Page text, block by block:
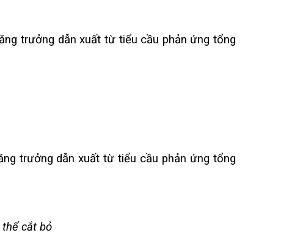
trưởng dẫn xuất từ tiểu cầu phản ứng tổng
trưởng dẫn xuất từ tiểu cầu phản ứng tổng
cắt bỏ